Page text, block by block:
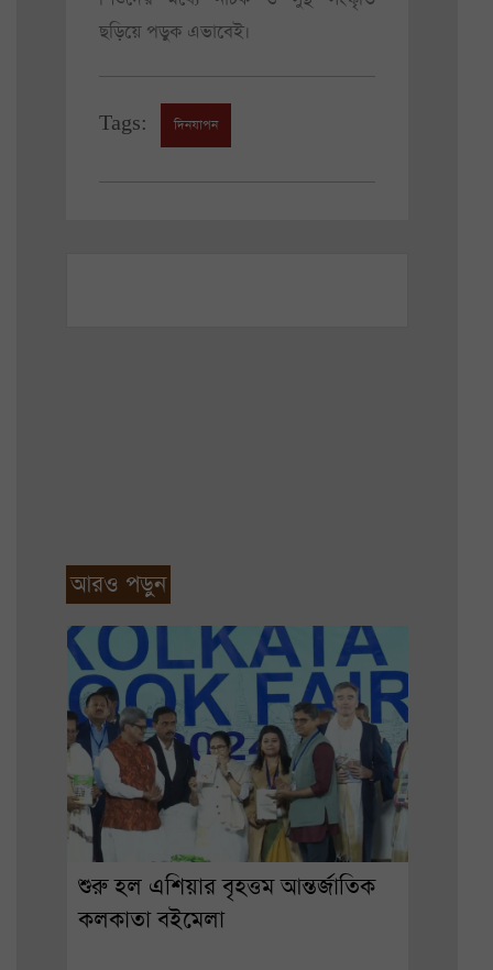
ছড়িয়ে পড়ুক এভাবেই।
Tags: দিনযাপন
আরও পড়ুন
শুরু হল এশিয়ার বৃহত্তম আন্তর্জাতিক
কলকাতা বইমেলা